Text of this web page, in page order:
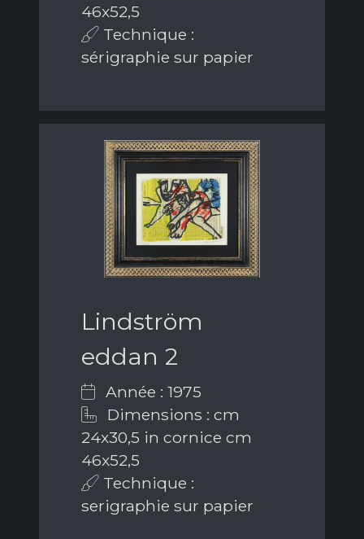
46x52,5
Technique :
sérigraphie sur papier
Lindström
eddan 2
Année : 1975
Dimensions : cm
24x30,5 in cornice cm
46x52,5
Technique :
serigraphie sur papier